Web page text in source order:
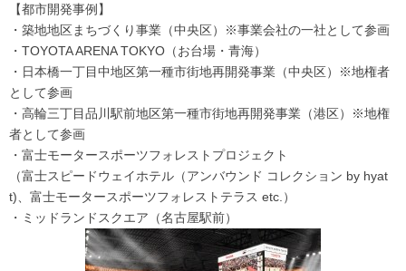
【都市開発事例】
・築地地区まちづくり事業（中央区）※事業会社の一社として参画
・TOYOTA ARENA TOKYO（お台場・青海）
・日本橋一丁目中地区第一種市街地再開発事業（中央区）※地権者
として参画
・高輪三丁目品川駅前地区第一種市街地再開発事業（港区）※地権
者として参画
・富士モータースポーツフォレストプロジェクト
（富士スピードウェイホテル（アンバウンド コレクション by hyat
t)、富士モータースポーツフォレストテラス etc.）
・ミッドランドスクエア（名古屋駅前）